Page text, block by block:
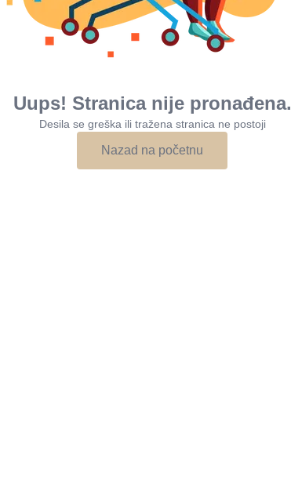
Uups! Stranica nije pronađena.
Desila se greška ili tražena stranica ne postoji
Nazad na početnu